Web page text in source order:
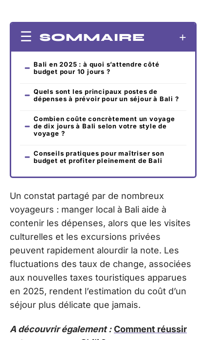
SOMMAIRE
Bali en 2025 : à quoi s’attendre côté
budget pour 10 jours ?
Quels sont les principaux postes de
dépenses à prévoir pour un séjour à Bali ?
Combien coûte concrètement un voyage
de dix jours à Bali selon votre style de
voyage ?
Conseils pratiques pour maîtriser son
budget et profiter pleinement de Bali
Un constat partagé par de nombreux
voyageurs : manger local à Bali aide à
contenir les dépenses, alors que les visites
culturelles et les excursions privées
peuvent rapidement alourdir la note. Les
fluctuations des taux de change, associées
aux nouvelles taxes touristiques apparues
en 2025, rendent l’estimation du coût d’un
séjour plus délicate que jamais.
A découvrir également : Comment réussir